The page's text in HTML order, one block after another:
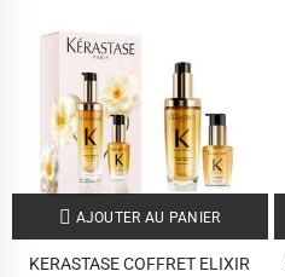
AJOUTER AU PANIER
KERASTASE COFFRET ELIXIR